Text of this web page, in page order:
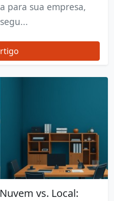
para sua empresa,
vs. Local: